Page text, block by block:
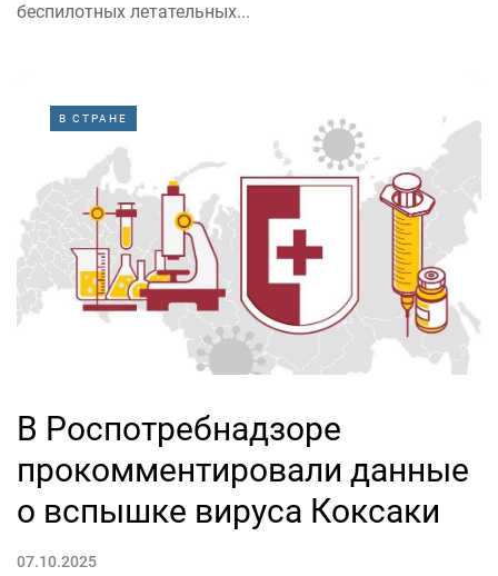
беспилотных летательных...
В СТРАНЕ
В Роспотребнадзоре
прокомментировали данные
о вспышке вируса Коксаки
07.10.2025